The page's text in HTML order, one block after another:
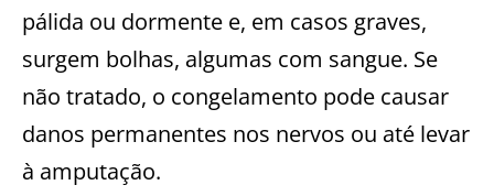
pálida ou dormente e, em casos graves,
surgem bolhas, algumas com sangue. Se
não tratado, o congelamento pode causar
danos permanentes nos nervos ou até levar
à amputação.